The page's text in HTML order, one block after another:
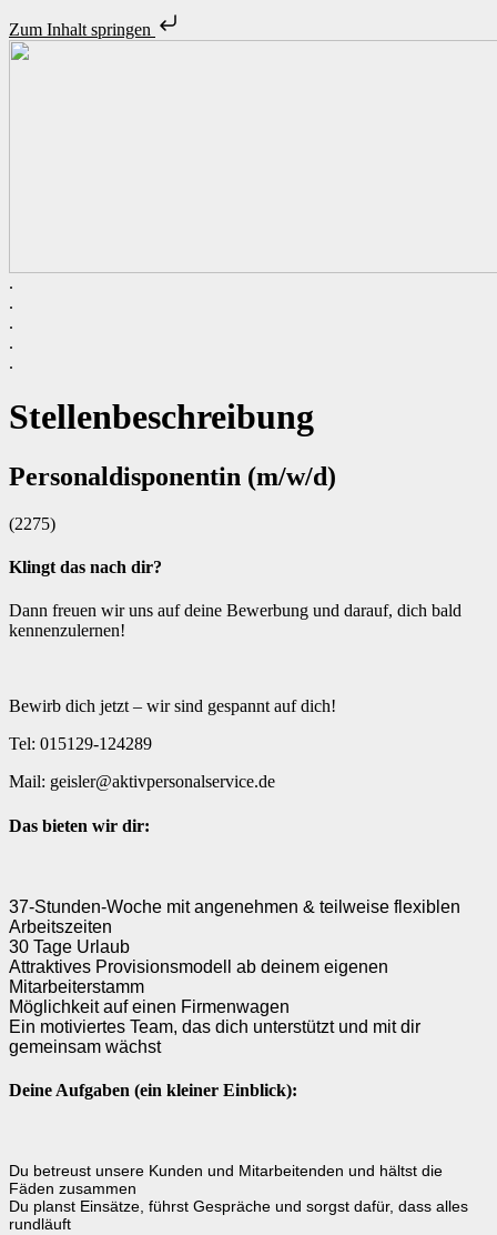
Zum Inhalt springen
Unsere Standorte
Personalanfrage
Master-Vendor-Management
Bescheinigungen & Zertifikate
.
.
.
.
.
Stellenbeschreibung
Personaldisponentin (m/w/d)
(2275)
Klingt das nach dir?
Dann freuen wir uns auf deine Bewerbung und darauf, dich bald
kennenzulernen!
Bewirb dich jetzt – wir sind gespannt auf dich!
Tel: 015129-124289
Mail: geisler@aktivpersonalservice.de
Das bieten wir dir:
37-Stunden-Woche mit angenehmen & teilweise flexiblen
Arbeitszeiten
30 Tage Urlaub
Attraktives Provisionsmodell ab deinem eigenen
Mitarbeiterstamm
Möglichkeit auf einen Firmenwagen
Ein motiviertes Team, das dich unterstützt und mit dir
gemeinsam wächst
Deine Aufgaben (ein kleiner Einblick):
Du betreust unsere Kunden und Mitarbeitenden und hältst die
Fäden zusammen
Du planst Einsätze, führst Gespräche und sorgst dafür, dass alles
rundläuft